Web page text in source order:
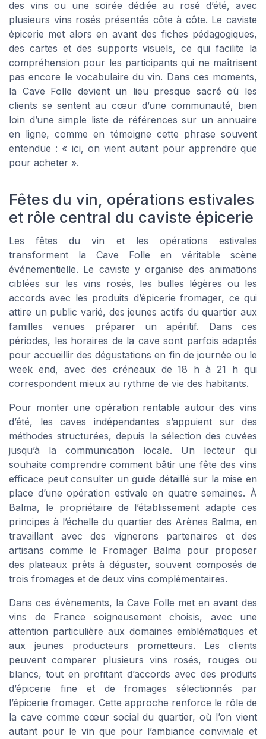
des vins ou une soirée dédiée au rosé d’été, avec
plusieurs vins rosés présentés côte à côte. Le caviste
épicerie met alors en avant des fiches pédagogiques,
des cartes et des supports visuels, ce qui facilite la
compréhension pour les participants qui ne maîtrisent
pas encore le vocabulaire du vin. Dans ces moments,
la Cave Folle devient un lieu presque sacré où les
clients se sentent au cœur d’une communauté, bien
loin d’une simple liste de références sur un annuaire
en ligne, comme en témoigne cette phrase souvent
entendue : « ici, on vient autant pour apprendre que
pour acheter ».
Fêtes du vin, opérations estivales
et rôle central du caviste épicerie
Les fêtes du vin et les opérations estivales
transforment la Cave Folle en véritable scène
événementielle. Le caviste y organise des animations
ciblées sur les vins rosés, les bulles légères ou les
accords avec les produits d’épicerie fromager, ce qui
attire un public varié, des jeunes actifs du quartier aux
familles venues préparer un apéritif. Dans ces
périodes, les horaires de la cave sont parfois adaptés
pour accueillir des dégustations en fin de journée ou le
week end, avec des créneaux de 18 h à 21 h qui
correspondent mieux au rythme de vie des habitants.
Pour monter une opération rentable autour des vins
d’été, les caves indépendantes s’appuient sur des
méthodes structurées, depuis la sélection des cuvées
jusqu’à la communication locale. Un lecteur qui
souhaite comprendre comment bâtir une fête des vins
efficace peut consulter un guide détaillé sur la mise en
place d’une opération estivale en quatre semaines. À
Balma, le propriétaire de l’établissement adapte ces
principes à l’échelle du quartier des Arènes Balma, en
travaillant avec des vignerons partenaires et des
artisans comme le Fromager Balma pour proposer
des plateaux prêts à déguster, souvent composés de
trois fromages et de deux vins complémentaires.
Dans ces évènements, la Cave Folle met en avant des
vins de France soigneusement choisis, avec une
attention particulière aux domaines emblématiques et
aux jeunes producteurs prometteurs. Les clients
peuvent comparer plusieurs vins rosés, rouges ou
blancs, tout en profitant d’accords avec des produits
d’épicerie fine et de fromages sélectionnés par
l’épicerie fromager. Cette approche renforce le rôle de
la cave comme cœur social du quartier, où l’on vient
autant pour le vin que pour l’ambiance conviviale et